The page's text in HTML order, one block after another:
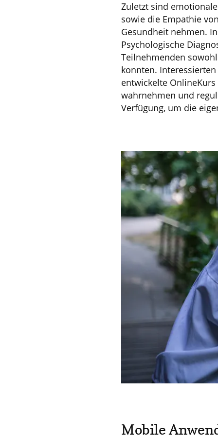
Zuletzt sind
sowie die Empathie
Gesundheit nehmen.
Psychologische
Teilnehmenden
konnten.
entwickelte
wahrnehmen und
Verfügung, um die
Mobile